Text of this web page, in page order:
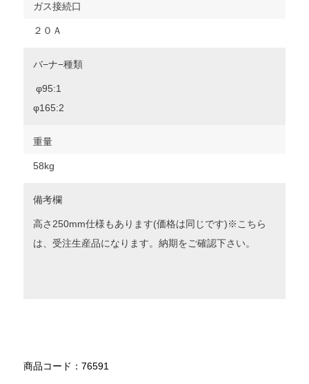
ガス接続口
２０Ａ
バ−ナ−種類
φ95:1
φ165:2
重量
58kg
備考欄
高さ250mm仕様もあります(価格は同じです)※こちら
は、受注生産品になります。納期をご確認下さい。
商品コード：76591